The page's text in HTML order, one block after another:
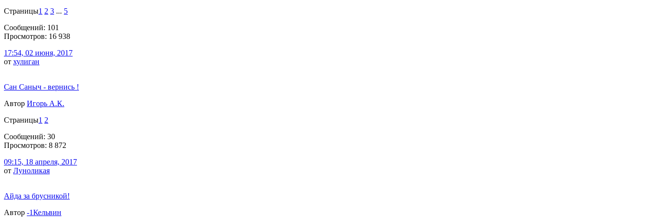
Страницы1 2 3 ... 5
Сообщений: 101
Просмотров: 16 938
17:54, 02 июня, 2017
от хулиган
Сан Саныч - вернись !
Автор Игорь А.К.
Страницы1 2
Сообщений: 30
Просмотров: 8 872
09:15, 18 апреля, 2017
от Луноликая
Айда за брусникой!
Автор -1Кельвин